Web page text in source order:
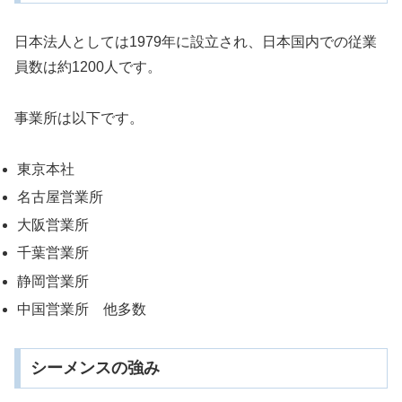
日本法人としては1979年に設立され、日本国内での従業
員数は約1200人です。
事業所は以下です。
東京本社
名古屋営業所
大阪営業所
千葉営業所
静岡営業所
中国営業所 他多数
シーメンスの強み